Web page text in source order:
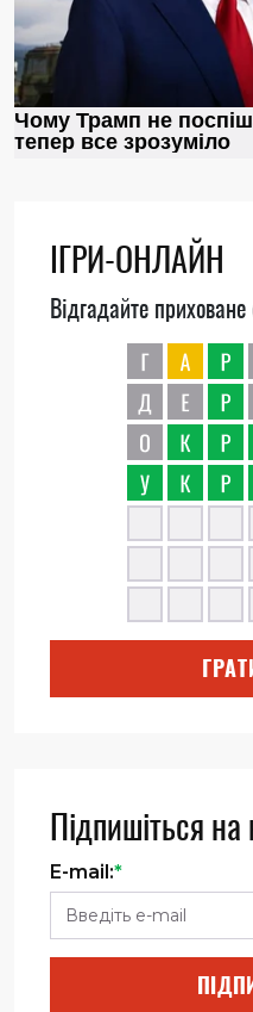
ІГРИ-ОНЛАЙН
Відгадайте
Підпишіться на
E-mail:*